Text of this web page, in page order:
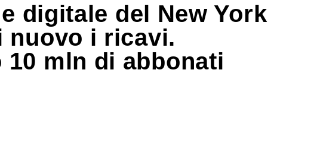
digitale del New York
nuovo i ricavi.
mln di abbonati